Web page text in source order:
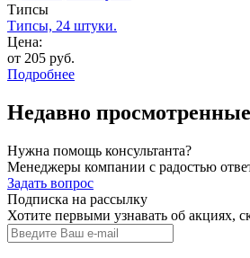
Типсы
Типсы, 24 штуки.
Цена:
от 205 руб.
Подробнее
Недавно
Нужна помощь консультанта?
Менеджеры компании с радостью
Задать вопрос
Подписка на рассылку
Хотите первыми узнавать об акциях,